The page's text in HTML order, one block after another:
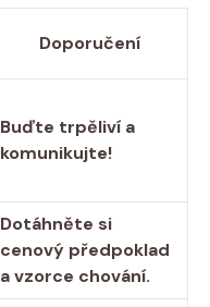
Doporučení
Buďte trpěliví a
komunikujte!
Dotáhněte si
cenový předpoklad
a vzorce chování.